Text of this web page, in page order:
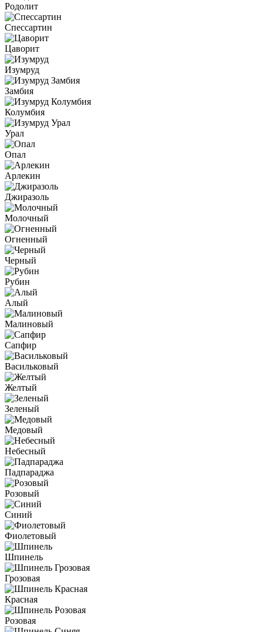
Родолит
Спессартин
Цаворит
Изумруд
Замбия
Колумбия
Урал
Опал
Арлекин
Джиразоль
Молочный
Огненный
Черный
Рубин
Алый
Малиновый
Сапфир
Васильковый
Желтый
Зеленый
Медовый
Небесный
Падпараджа
Розовый
Синий
Фиолетовый
Шпинель
Грозовая
Красная
Розовая